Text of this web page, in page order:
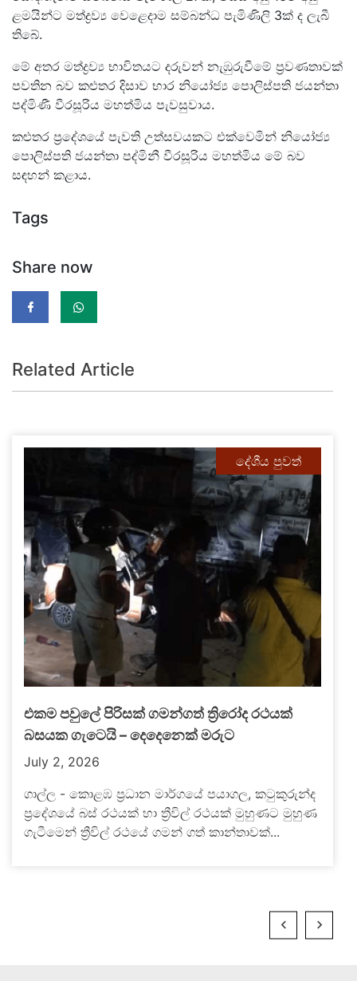
ළමයින්ට මත්ද්‍රව්‍ය වෙළෙදාම සම්බන්ධ පැමිණිලි 3ක් ද ලැබී
තිබේ.
මේ අතර මත්ද්‍රව්‍ය භාවිතයට දරුවන් නැඹුරුවීමේ ප්‍රවණතාවක්
පවතින බව කළුතර දිසාව භාර නියෝජ්‍ය පොලිස්පති ජයන්තා
පද්මිණී වීරසූරිය මහත්මිය පැවසුවාය.
කළුතර ප්‍රදේශයේ පැවති උත්සවයකට එක්වෙමින් නියෝජ්‍ය
පොලිස්පති ජයන්තා පද්මිනී වීරසූරිය මහත්මිය මේ බව
සඳහන් කළාය.
Tags
Share now
Related Article
දේශීය පුවත්
එකම පවුලේ පිරිසක් ගමන්ගත් ත්‍රිරෝද රථයක්
බසයක ගැටෙයි – දෙදෙනෙක් මරුට
July 2, 2026
ගාල්ල - කොළඹ ප්‍රධාන මාර්ගයේ පයාගල, කටුකුරුන්ද
ප්‍රදේශයේ බස් රථයක් හා ත්‍රීවිල් රථයක් මුහුණට මුහුණ
ගැටීමෙන් ත්‍රීවිල් රථයේ ගමන් ගත් කාන්තාවක්...